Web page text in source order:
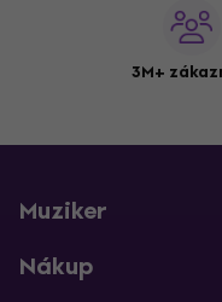
3M+
Muziker
Nákup